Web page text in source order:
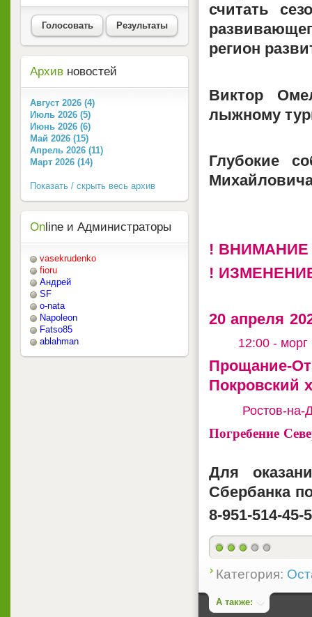
считать
регион
Виктор
лыжному
Глубокие
! ВНИМАНИЕ
!
20 апреля
12:00 -
Прощание-
Покровский
Ростов-на-
Погребение
Для
Сбербанка
8-951-514-
Категория:
А также:
Голосовать Результаты
Архив новостей
Август 2026 (4)
Июль 2026 (5)
Июнь 2026 (6)
Май 2026 (15)
Апрель 2026 (11)
Март 2026 (14)
Показать / скрыть весь архив
On line и Администраторы
vasekrudenko
fioru
Андрей
SF
o-nata
Napoleon
Fatso85
ablahman